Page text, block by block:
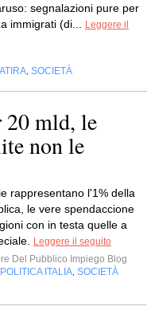
segnalazioni pure per
immigrati (di...
Leggere il
SOCIETÀ
20 mld, le
non le
rappresentano l'1% della
le vere spendaccione
con in testa quelle a
Leggere il seguito
Del Pubblico Impiego Blog
POLITICA ITALIA SOCIETÀ